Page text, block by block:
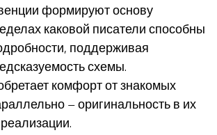
формируют основу
каковой писатели способны
поддерживая
схемы.
комфорт от знакомых
– оригинальность в их